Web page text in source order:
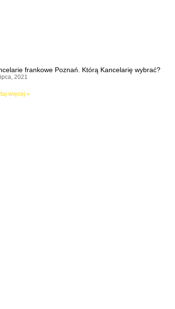
frankowe Poznań. Którą Kancelarię wybrać?
2021
więcej »